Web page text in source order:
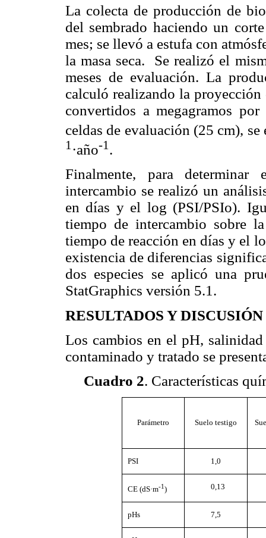
La colecta de producción de
del sembrado haciendo un
mes; se llevó a estufa con
la masa seca. Se realizó el
meses de evaluación. La
calculó realizando la
convertidos a megagramos
celdas de evaluación (25 cm),
1 ·año-1 .
Finalmente, para
intercambio se realizó un
en días y el log (PSI/PSIo).
tiempo de intercambio sobre
tiempo de reacción en días y el
existencia de diferencias
dos especies se aplicó una
StatGraphics versión 5.1.
RESULTADOS Y DISCUSIÓN
Los cambios en el pH,
contaminado y tratado se
Cuadro 2. Características
Parámetro Suelo testigo
PSI 1,0
CE (dS·m-1) 0,13
pHs 7,5